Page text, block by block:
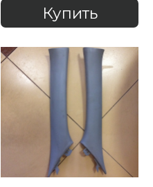
Купить